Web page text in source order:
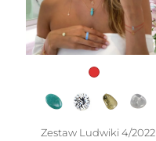
Zestaw Ludwiki 4/2022